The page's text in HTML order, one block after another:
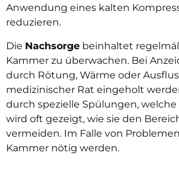
Anwendung eines kalten
reduzieren.
Die Nachsorge beinhaltet
Kammer zu überwachen. Bei
durch Rötung, Wärme oder
medizinischer Rat eingeholt
durch spezielle Spülungen,
wird oft gezeigt, wie sie den
vermeiden. Im Falle von
Kammer nötig werden.